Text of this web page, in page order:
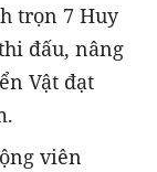
trọn 7 Huy
đấu, nâng
Vật đạt
viên